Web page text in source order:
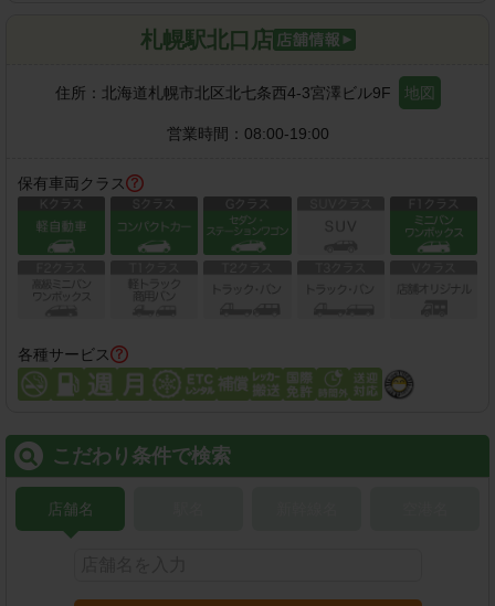
札幌駅北口店
住所： 北海道札幌市北区北七条西4-3宮澤ビル9F 地図
営業時間： 08:00-19:00
保有車両クラス
各種サービス
こだわり条件で検索
店舗名